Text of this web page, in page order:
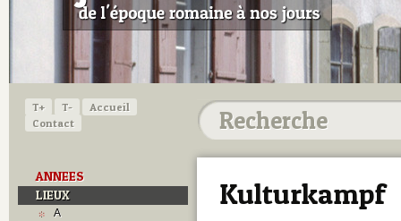
T+ T-
Accueil
Contact
ANNEES
LIEUX
A
Kulturkampf